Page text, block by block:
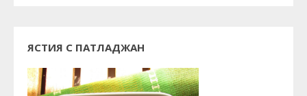
ЯСТИЯ С ПАТЛАДЖАН